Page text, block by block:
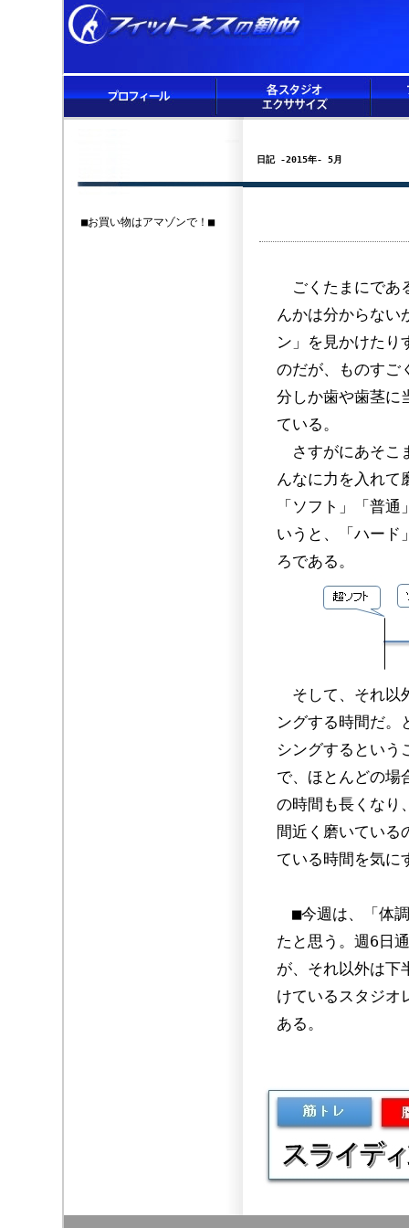
■お買い物はアマゾンで！■
日記 -2015年- 5月
ごくたまにであ
んかは分からない
ン」を見かけたり
のだが、ものすご
分しか歯や歯茎に
ている。
さすがにあそこ
んなに力を入れて
「ソフト」「普
いうと、「ハード
ろである。
そして、それ以
ングする時間だ。
シングするという
で、ほとんどの場
の時間も長くなり
間近く磨いている
ている時間を気に
■今週は、「体
たと思う。週6日
が、それ以外は下
けているスタジオ
ある。